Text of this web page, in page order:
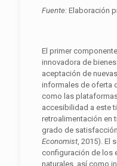
Fuente: Elaboración
El primer
innovadora de
aceptación de
informales de oferta
como las
accesibilidad a este
retroalimentación en
grado de
Economist, 2015). El
configuración de los
naturales, así como